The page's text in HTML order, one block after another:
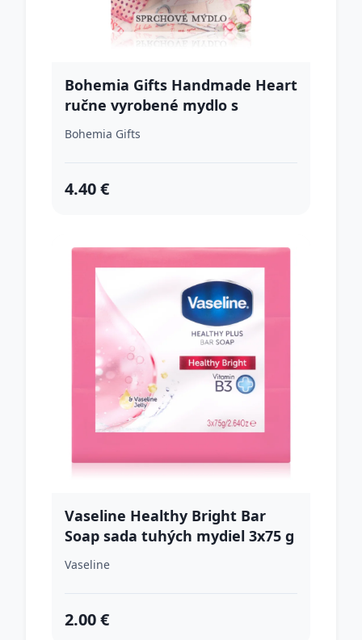
Bohemia Gifts Handmade Heart
ručne vyrobené mydlo s
glycerínom 90 g
Bohemia Gifts
4.40 €
Vaseline Healthy Bright Bar
Soap sada tuhých mydiel 3x75 g
Vaseline
2.00 €